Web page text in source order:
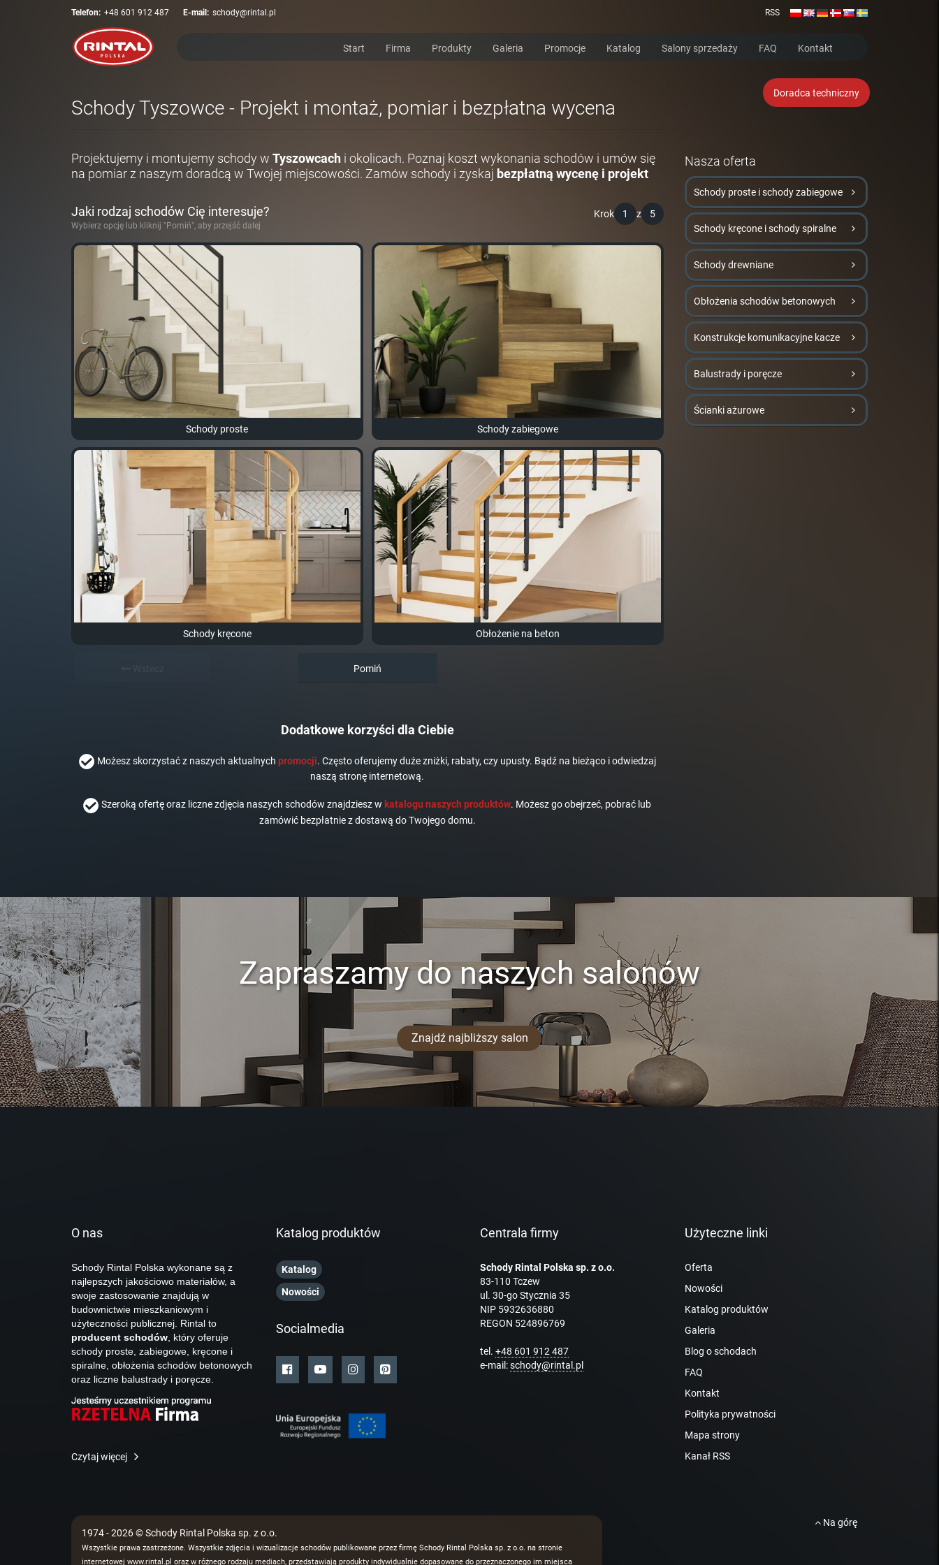
Telefon: +48 601 912 487 E-mail: schody@rintal.pl RSS
Start Firma Produkty Galeria Promocje Katalog Salony sprzedaży FAQ Kontakt
Doradca techniczny
Schody Tyszowce - Projekt i montaż, pomiar i bezpłatna wycena
Projektujemy i montujemy schody w Tyszowcach i okolicach. Poznaj koszt wykonania schodów i umów się
na pomiar z naszym doradcą w Twojej miejscowości. Zamów schody i zyskaj bezpłatną wycenę i projekt
Krok 1 z 5
Jaki rodzaj schodów Cię interesuje?
Wybierz opcję lub kliknij "Pomiń", aby przejść dalej
Schody proste Schody zabiegowe
Schody kręcone Obłożenie na beton
Pomiń
Dodatkowe korzyści dla Ciebie
Możesz skorzystać z naszych aktualnych promocji. Często oferujemy duże zniżki, rabaty, czy upusty. Bądź na bieżąco i odwiedzaj
naszą stronę internetową.
Szeroką ofertę oraz liczne zdjęcia naszych schodów znajdziesz w katalogu naszych produktów. Możesz go obejrzeć, pobrać lub
zamówić bezpłatnie z dostawą do Twojego domu.
Nasza oferta
Schody proste i schody zabiegowe
Schody kręcone i schody spiralne
Schody drewniane
Obłożenia schodów betonowych
Konstrukcje komunikacyjne kacze
Balustrady i poręcze
Ścianki ażurowe
Zapraszamy do naszych salonów
Znajdź najbliższy salon
O nas
Schody Rintal Polska wykonane są z
najlepszych jakościowo materiałów, a
swoje zastosowanie znajdują w
budownictwie mieszkaniowym i
użyteczności publicznej. Rintal to
producent schodów , który oferuje
schody proste, zabiegowe, kręcone i
spiralne, obłożenia schodów betonowych
oraz liczne balustrady i poręcze.
Czytaj więcej
Katalog produktów
Katalog
Nowości
Socialmedia
Centrala firmy
Schody Rintal Polska sp. z o.o.
83-110 Tczew
ul. 30-go Stycznia 35
NIP 5932636880
REGON 524896769
tel. +48 601 912 487
e-mail:schody@rintal.pl
Użyteczne linki
Oferta
Nowości
Katalog produktów
Galeria
Blog o schodach
FAQ
Kontakt
Polityka prywatności
Mapa strony
Kanał RSS
1974 - 2026 © Schody Rintal Polska sp. z o.o.
Wszystkie prawa zastrzeżone. Wszystkie zdjęcia i wizualizacje schodów publikowane przez firmę Schody Rintal Polska sp. z o.o. na stronie
internetowej www.rintal.pl oraz w różnego rodzaju mediach, przedstawiają produkty indywidualnie dopasowane do przeznaczonego im miejsca
Na górę